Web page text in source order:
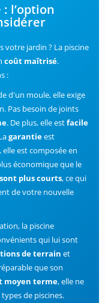
l’option
votre jardin ? La piscine
coût maîtrisé.
:
d'un moule, elle exige
Pas besoin de joints
. De plus, elle estfacile
garantieest
est composée en
économique que le
plus courts, ce qui
de votre nouvelle
la piscine
qui lui sont
de terrain et
que son
moyen terme, elle ne
de piscines.